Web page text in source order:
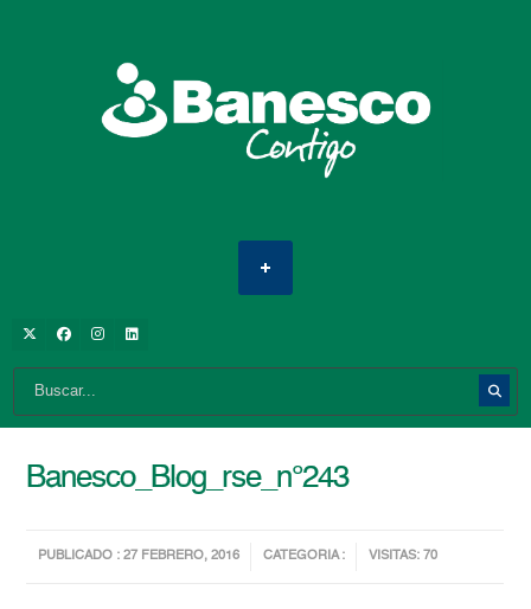
Banesco_Blog_rse_n°243
PUBLICADO : 27 FEBRERO, 2016 CATEGORIA : VISITAS: 70